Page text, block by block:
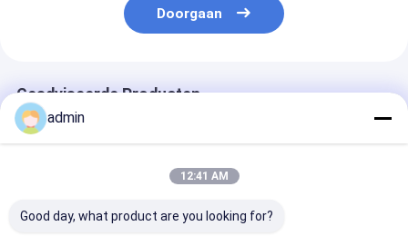
Doorgaan
Geadviseerde Producten
admin
12:41 AM
Good day, what product are you looking for?